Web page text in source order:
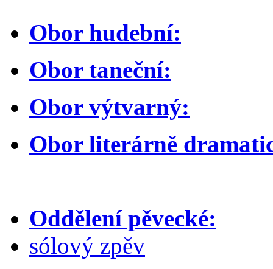
Obor hudební:
Obor taneční:
Obor výtvarný:
Obor literárně
Oddělení pěvecké:
sólový zpěv